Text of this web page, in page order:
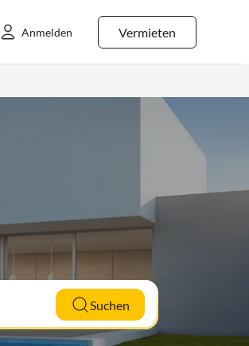
Vermieten
Anmelden
Suchen